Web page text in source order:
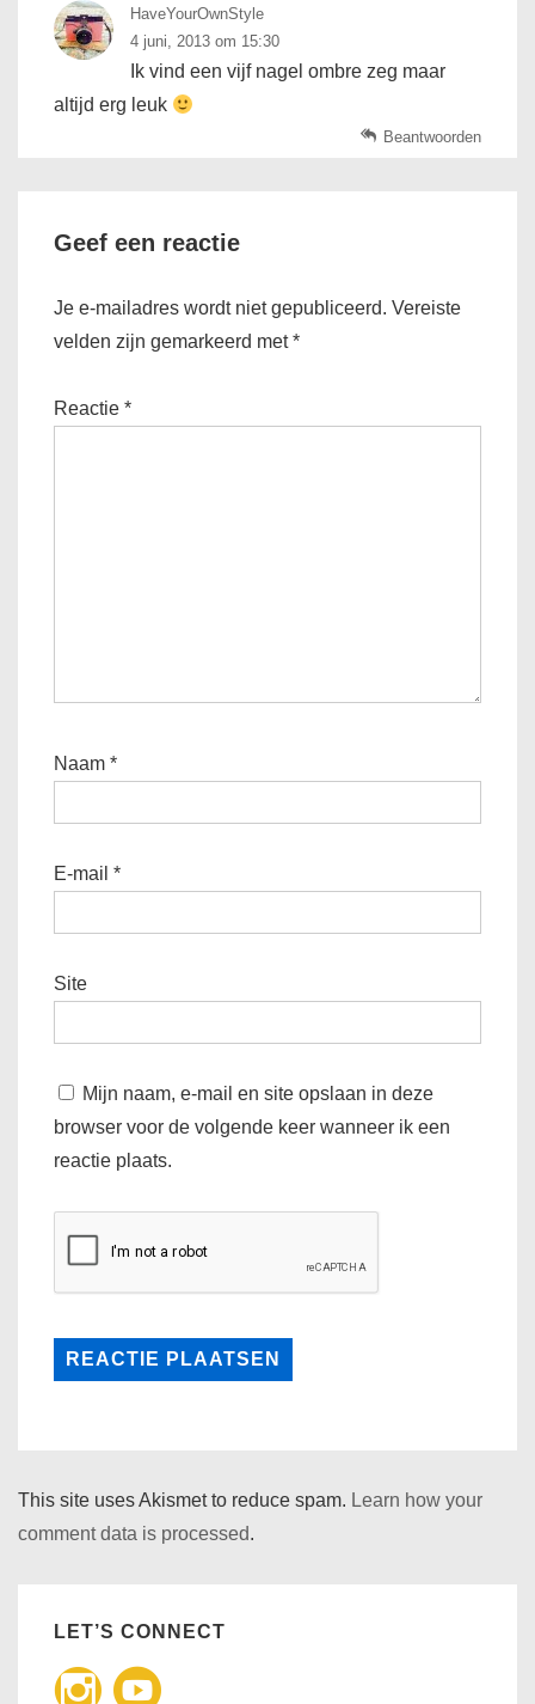
HaveYourOwnStyle
4 juni, 2013 om 15:30
Ik vind een vijf nagel ombre zeg maar
altijd erg leuk
Beantwoorden
Geef een reactie
Je e-mailadres wordt niet gepubliceerd. Vereiste
velden zijn gemarkeerd met*
Reactie *
Naam *
E-mail *
Site
Mijn naam, e-mail en site opslaan in deze
browser voor de volgende keer wanneer ik een
reactie plaats.
This site uses Akismet to reduce spam. Learn how your
comment data is processed.
LET’S CONNECT